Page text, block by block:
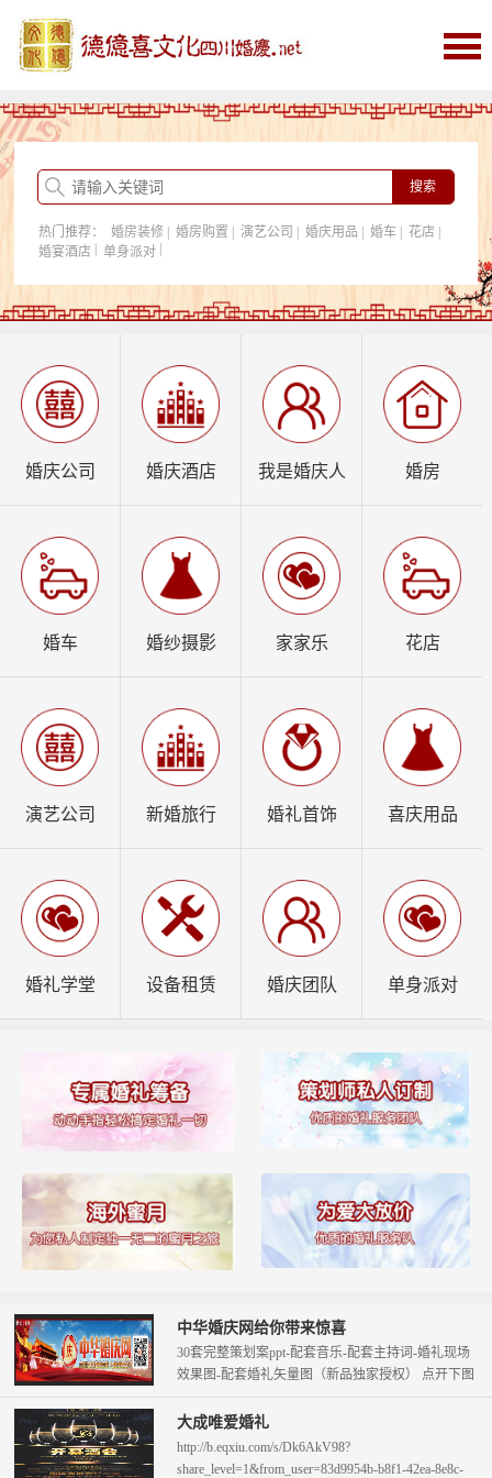
首页
婚庆
婚庆酒店
婚房购置
我是婚庆人
热门推荐： 婚房装修| 婚房购置 演艺公司 婚庆用品 婚车| 花店|
婚宴酒店| 单身派对|
婚庆公司 婚庆酒店 我是婚庆人 婚房
婚车 婚纱摄影 家家乐 花店
演艺公司 新婚旅行 婚礼首饰 喜庆用品
婚礼学堂 设备租赁 婚庆团队 单身派对
中华婚庆网给你带来惊喜
30套完整策划案ppt-配套音乐-配套主持词-婚礼现场
效果图-配套婚礼矢量图（新品独家授权） 点开下图
大成唯爱婚礼
http://b.eqxiu.com/s/Dk6AkV98?
share_level=1&from_user=83d9954b-b8f1-42ea-8e8c-